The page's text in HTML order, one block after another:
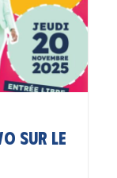
sur le